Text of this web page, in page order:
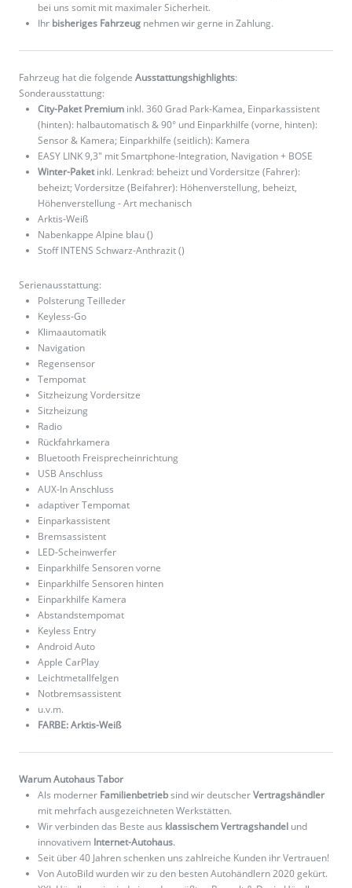
bei uns somit mit maximaler Sicherheit.
Ihr bisheriges Fahrzeug nehmen wir gerne in Zahlung.
Fahrzeug hat die folgende Ausstattungshighlights:
Sonderausstattung:
City-Paket Premium inkl. 360 Grad Park-Kamea, Einparkassistent
(hinten): halbautomatisch & 90° und Einparkhilfe (vorne, hinten):
Sensor & Kamera; Einparkhilfe (seitlich): Kamera
EASY LINK 9,3" mit Smartphone-Integration, Navigation + BOSE
Winter-Paketinkl. Lenkrad: beheizt und Vordersitze (Fahrer):
beheizt; Vordersitze (Beifahrer): Höhenverstellung, beheizt,
Höhenverstellung - Art mechanisch
Arktis-Weiß
Nabenkappe Alpine blau ()
Stoff INTENS Schwarz-Anthrazit ()
Serienausstattung:
Polsterung Teilleder
Keyless-Go
Klimaautomatik
Navigation
Regensensor
Tempomat
Sitzheizung Vordersitze
Sitzheizung
Radio
Rückfahrkamera
Bluetooth Freisprecheinrichtung
USB Anschluss
AUX-In Anschluss
adaptiver Tempomat
Einparkassistent
Bremsassistent
LED-Scheinwerfer
Einparkhilfe Sensoren vorne
Einparkhilfe Sensoren hinten
Einparkhilfe Kamera
Abstandstempomat
Keyless Entry
Android Auto
Apple CarPlay
Leichtmetallfelgen
Notbremsassistent
u.v.m.
FARBE: Arktis-Weiß
Warum Autohaus Tabor
Als moderner Familienbetriebsind wir deutscherVertragshändler
mit mehrfach ausgezeichneten Werkstätten.
Wir verbinden das Beste aus klassischem Vertragshandel und
innovativem Internet-Autohaus.
Seit über 40 Jahren schenken uns zahlreiche Kunden ihr Vertrauen!
Von AutoBild wurden wir zu den besten Autohändlern 2020 gekürt.